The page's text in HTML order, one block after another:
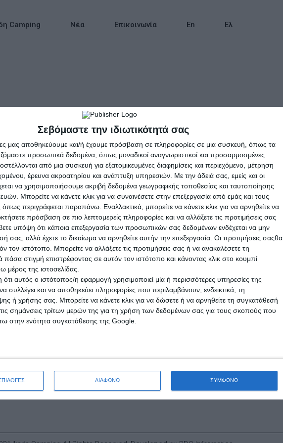
Σεβόμαστε την ιδιωτικότητά σας
μας αποθηκεύουμε και/ή έχουμε πρόσβαση σε πληροφορίες σε μια συσκευή, όπως τα
προσωπικά δεδομένα, όπως μοναδικοί αναγνωριστικοί και προσαρμοσμένες
από μια συσκευή για εξατομικευμένες διαφημίσεις και περιεχόμενο, μέτρηση
έρευνα ακροατηρίου και ανάπτυξη υπηρεσιών. Με την άδειά σας, εμείς και οι
να χρησιμοποιήσουμε ακριβή δεδομένα γεωγραφικής τοποθεσίας και ταυτοποίησης
Μπορείτε να κάνετε κλικ για να συναινέσετε στην επεξεργασία από εμάς και τους
περιγράφεται παραπάνω. Εναλλακτικά, μπορείτε να κάνετε κλικ για να αρνηθείτε να
πρόσβαση σε πιο λεπτομερείς πληροφορίες και να αλλάξετε τις προτιμήσεις σας
υπόψη ότι κάποια επεξεργασία των προσωπικών σας δεδομένων ενδέχεται να μην
σας, αλλά έχετε το δικαίωμα να αρνηθείτε αυτήν την επεξεργασία. Οι προτιμήσεις σαςθα
τον ιστότοπο. Μπορείτε να αλλάξετε τις προτιμήσεις σας ή να ανακαλέσετε τη
στιγμή επιστρέφοντας σε αυτόν τον ιστότοπο και κάνοντας κλικ στο κουμπί
μέρος της ιστοσελίδας.
αυτός ο ιστότοπος/η εφαρμογή χρησιμοποιεί μία ή περισσότερες υπηρεσίες της
συλλέγει και να αποθηκεύει πληροφορίες που περιλαμβάνουν, ενδεικτικά, τη
ή χρήσης σας. Μπορείτε να κάνετε κλικ για να δώσετε ή να αρνηθείτε τη συγκατάθεσή
σημάνσεις τρίτων μερών της για τη χρήση των δεδομένων σας για τους σκοπούς που
στην ενότητα συγκατάθεσης της Google.
ΔΙΑΦΩΝΩ ΣΥΜΦΩΝΩ
Camping Νέα Επικοινωνία En Ελ
Μονό Μπλε
Ικαρίας σε πρώτο πλάνο. Διακοπές και ξεγνοιασιά κάτω από τα αστέρια.